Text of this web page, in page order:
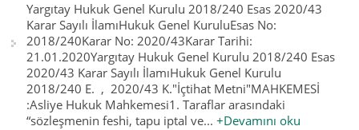
Yargıtay Hukuk Genel Kurulu 2018/240 Esas 2020/43
Karar Sayılı İlamıHukuk Genel KuruluEsas No:
2018/240Karar No: 2020/43Karar Tarihi:
21.01.2020Yargıtay Hukuk Genel Kurulu 2018/240 Esas
2020/43 Karar Sayılı İlamıHukuk Genel Kurulu
2018/240 E. , 2020/43 K."İçtihat Metni"MAHKEMESİ
:Asliye Hukuk Mahkemesi1. Taraflar arasındaki
“sözleşmenin feshi, tapu iptal ve...+Devamını oku